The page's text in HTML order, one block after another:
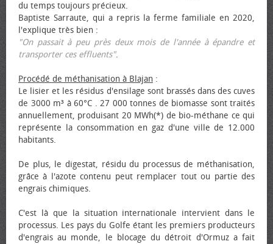
du temps toujours précieux.
Baptiste Sarraute, qui a repris la ferme familiale en 2020,
l'explique très bien :
"On passait à peu près deux mois de l'année à épandre et
transporter ces effluents".
Procédé de méthanisation à Blajan :
Le lisier et les résidus d'ensilage sont brassés dans des cuves
de 3000 m³ à 60°C . 27 000 tonnes de biomasse sont traités
annuellement, produisant 20 MWh(*) de bio-méthane ce qui
représente la consommation en gaz d'une ville de 12.000
habitants.
De plus, le digestat, résidu du processus de méthanisation,
grâce à l'azote contenu peut remplacer tout ou partie des
engrais chimiques.
C'est là que la situation internationale intervient dans le
processus. Les pays du Golfe étant les premiers producteurs
d'engrais au monde, le blocage du détroit d'Ormuz a fait